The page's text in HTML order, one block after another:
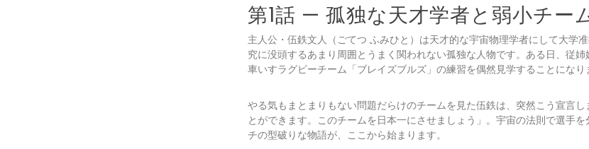
第1話 — 孤独な天才学者と弱小チー
主人公・伍鉄文人（ごてつ ふみひと）は天才的な宇宙物理学者にして大学
究に没頭するあまり周囲とうまく関われない孤独な人物です。ある日、従
車いすラグビーチーム「ブレイズブルズ」の練習を偶然見学することになり
やる気もまとまりもない問題だらけのチームを見た伍鉄は、突然こう宣言し
とができます。このチームを日本一にさせましょう」。宇宙の法則で選手
チの型破りな物語が、ここから始まります。